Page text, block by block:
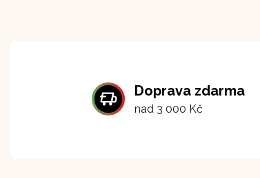
Doprava zdarma
nad 3 000 Kč